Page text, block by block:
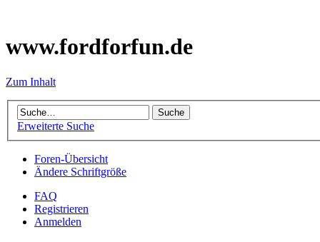
www.fordforfun.de
Zum Inhalt
Erweiterte Suche
Foren-Übersicht
Ändere Schriftgröße
FAQ
Registrieren
Anmelden